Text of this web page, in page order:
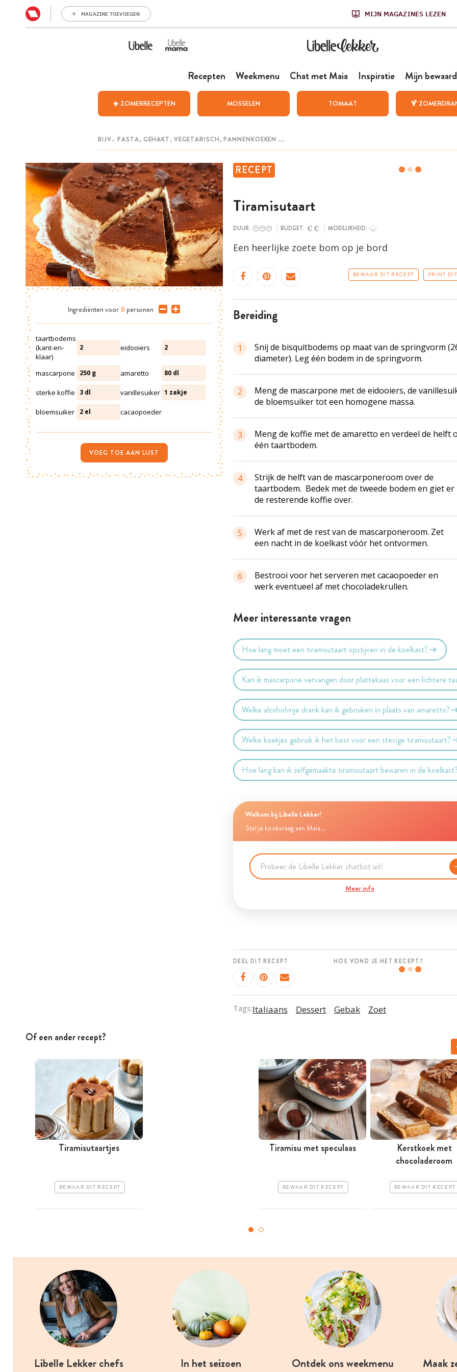
MAGAZINE TOEVOEGEN MIJN MAGAZINES LEZEN
Recepten Weekmenu Chat met Maia Inspiratie Mijn
☀️ ZOMERRECEPTEN MOSSELEN TOMAAT 🍹
RECEPT
Tiramisutaart
DUUR: BUDGET: MOEILIJKHEID:
Een heerlijke zoete bom op je bord
BEWAAR DIT RECEPT PRINT
bereiding
1
Snij de bisquitbodems op maat van de springvorm
diameter). Leg één bodem in de springvorm.
2
Meng de mascarpone met de eidooiers, de
de bloemsuiker tot een homogene massa.
3
Meng de koffie met de amaretto en verdeel de helft
één taartbodem.
4
Strijk de helft van de mascarponeroom over de
taartbodem. Bedek met de tweede bodem en giet er
de resterende koffie over.
5
Werk af met de rest van de mascarponeroom. Zet
een nacht in de koelkast vóór het ontvormen.
6
Bestrooi voor het serveren met cacaopoeder en
werk eventueel af met chocoladekrullen.
Meer interessante vragen
Hoe lang moet een tiramisutaart opstijven in de koelkast?
Kan ik mascarpone vervangen door plattekaas voor een lichtere
Welke alcoholvrije drank kan ik gebruiken in plaats van amaretto?
Welke koekjes gebruik ik het best voor een stevige tiramisutaart?
Hoe lang kan ik zelfgemaakte tiramisutaart bewaren in de
Welkom bij Libelle Lekker!
Stel je kookvraag aan Maia...
Meer info
DEEL DIT RECEPT HOE VOND JE HET RECEPT?
Tags:Italiaans Dessert Gebak Zoet
Ingrediënten voor 8 personen
taartbodems
(kant-en-
klaar)
2 eidooiers 2
mascarpone 250 g amaretto 80 dl
sterke koffie 3 dl vanillesuiker 1 zakje
bloemsuiker 2 el cacaopoeder
VOEG TOE AAN LIJST
Of een ander recept?
Tiramisutaartjes
BEWAAR DIT RECEPT
Tiramisu met speculaas
BEWAAR DIT RECEPT
Kerstkoek met
chocoladeroom
BEWAAR DIT RECEPT
Libelle Lekker chefs In het seizoen Ontdek ons weekmenu Maak